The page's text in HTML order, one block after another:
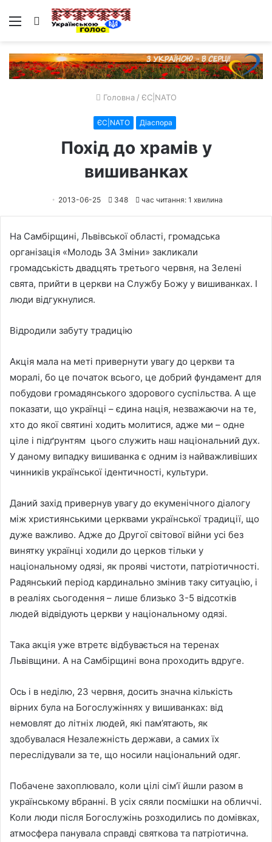
Меню Пошук
Головна / ЄС|NATO
ЄС|NATO Діаспора
Похід до храмів у
вишиванках
2013-06-25 348 час читання: 1 хвилина
На Самбірщині, Львівської області, громадська
організація «Молодь ЗА Зміни» закликали
громадськість двадцять третього червня, на Зелені
свята, прийти в церкви на Службу Божу у вишиванках. І
люди відгукнулися.
Відродили забуту традицію
Акція мала на меті привернути увагу до церкви та
моралі, бо це початок всього, це добрий фундамент для
побудови громадянського здорового суспільства. А ще
показати, що українці – єдина нація, незважаючи на те,
хто до якої святині ходить молитися, адже ми – одне
ціле і підґрунтям цього служить наш національний дух.
У даному випадку вишиванка є одним із найважливіших
чинників української ідентичності, культури.
Даний захід привернув увагу до екуменічного діалогу
між християнськими церквами української традиції, що
дуже важливо. Адже до Другої світової війни усі без
винятку українці ходили до церков тільки у
національному одязі, як прояві чистоти, патріотичності.
Радянський період кардинально змінив таку ситуацію, і
в реаліях сьогодення – лише близько 3-5 відсотків
людей відвідують церкви у національному одязі.
Така акція уже втретє відбувається на теренах
Львівщини. А на Самбірщині вона проходить вдруге.
Ось і в неділю, 23 червня, досить значна кількість
вірних була на Богослужіннях у вишиванках: від
немовлят до літніх людей, які пам’ятають, як
здобувалася Незалежність держави, а самих їх
переслідували за те, що носили національний одяг.
Побачене захоплювало, коли цілі сім’ї йшли разом в
українському вбранні. В усіх сяяли посмішки на обличчі.
Коли люди після Богослужінь розходились по домівках,
атмосфера панувала справді святкова та патріотична.